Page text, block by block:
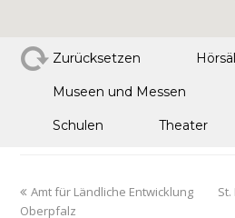
Zurücksetzen
Museen und Messen
Schulen Theater
Amt für Ländliche Entwicklung
Oberpfalz